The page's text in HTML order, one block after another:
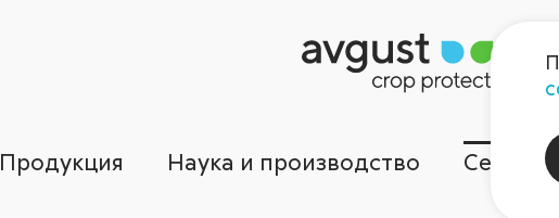
Продукция Наука и производство Сервисы